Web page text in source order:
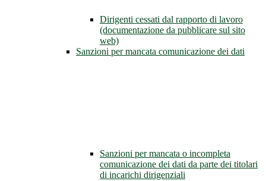
Dirigenti cessati dal rapporto di lavoro
(documentazione da pubblicare sul sito
web)
Sanzioni per mancata comunicazione dei dati
Sanzioni per mancata o incompleta
comunicazione dei dati da parte dei titolari
di incarichi dirigenziali